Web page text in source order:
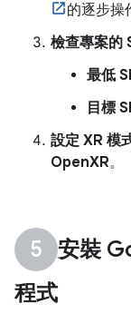
的逐步操
檢查專案的
最低
目標
設定 XR 模
OpenXR。
安裝
程式